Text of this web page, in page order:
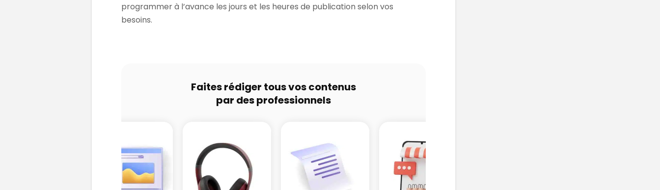
programmer à l’avance les jours et les heures de publication selon vos
besoins.
Faites rédiger tous vos contenus
par des professionnels